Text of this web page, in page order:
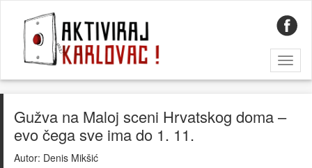
Gužva na Maloj sceni Hrvatskog doma –
evo čega sve ima do 1. 11.
Autor: Denis Mikšić